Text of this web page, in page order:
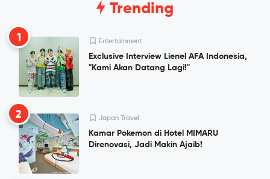
Trending
1 Entertainment
Exclusive Interview Lienel AFA Indonesia,
"Kami Akan Datang Lagi!"
2 Japan Travel
Kamar Pokemon di Hotel MIMARU
Direnovasi, Jadi Makin Ajaib!